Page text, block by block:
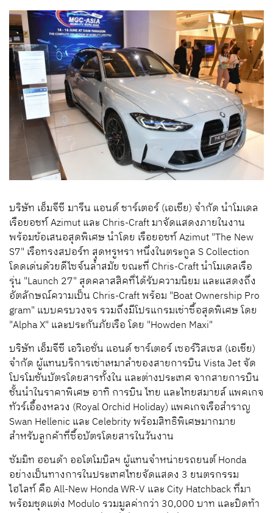
บริษัท เอ็มจีซี มารีน แอนด์ชาร์เตอร์(เอเชีย)จำกัดนำโมเดล
เรือยอชท์Azimutและ Chris-Craftมาจัดแสดงภายในงาน
พร้อมข้อเสนอสุดพิเศษนำโดย เรือยอชท์Azimut"The New
S7" เรือทรงสปอร์ท สุดหรูหราหนึ่งในตระกูล S Collection
โดดเด่นด้วยดีไซจ์นล้ำสมัย ขณะที่ Chris-Craftนำโมเดลเรือ
รุ่น "Launch 27" สุดคลาสสิคที่ได้รับความนิยม และแสดงถึง
อัตลักษณ์ความเป็น Chris-Craftพร้อม "Boat Ownership Pro
gram" แบบครบวงจร รวมถึงมีโปรแกรมเช่าซื้อสุดพิเศษโดย
"Alpha X" และประกันภัยเรือโดย "Howden Maxi"
บริษัท เอ็มจีซี เอวิเอชั่น แอนด์ชาร์เตอร์เซอร์วิสเซส (เอเชีย)
จำกัด ผู้แทนบริการเช่าเหมาลำของสายการบินVista Jetจัด
โปรโมชันบัตรโดยสารทั้งใน และต่างประเทศจากสายการบิน
ชั้นนำในราคาพิเศษอาทิ การบิน ไทย และไทยสมายล์แพคเกจ
ทัวร์เอื้องหลวง (Royal Orchid Holiday) แพคเกจเรือสำราญ
Swan Hellenicและ Celebrityพร้อมสิทธิพิเศษมากมาย
สำหรับลูกค้าที่ซื้อบัตรโดยสารในวันงาน
ซัมมิท ฮอนด้า ออโตโมบิลฯ ผู้แทนจำหน่ายรถยนต์Honda
อย่างเป็นทางการในประเทศไทยจัดแสดง 3 ยนตรกรรม
ไฮไลท์คือAll-New Honda WR-V และ City Hatchbackที่มา
พร้อมชุดแต่ง Modulo รวมมูลค่ากว่า 30,000บาท และปิดท้า